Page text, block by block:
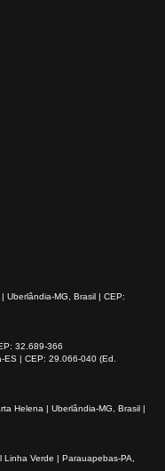
Uberlândia-MG, Brasil | CEP:
32.689-366
| CEP: 29.066-040 (Ed.
Helena | Uberlândia-MG, Brasil |
Verde | Parauapebas-PA,